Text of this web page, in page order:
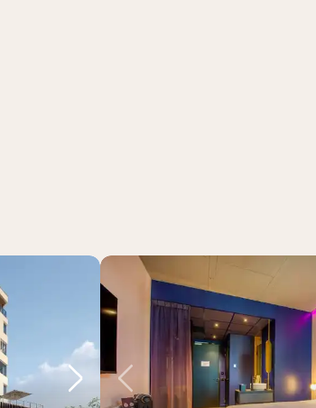
Nästa bildFöregående bild